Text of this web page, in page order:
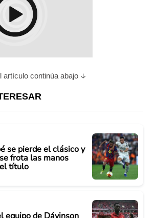
artículo continúa abajo
se pierde el clásico y
frota las manos
título
equipo de Dávinson